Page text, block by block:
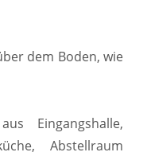
dem Boden, wie
Eingangshalle,
Abstellraum